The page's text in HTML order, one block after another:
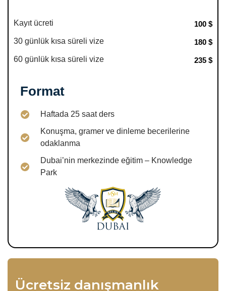
Kayıt ücreti
100 $
30 günlük kısa süreli vize
180 $
60 günlük kısa süreli vize
235 $
Format
Haftada 25 saat ders
Konuşma, gramer ve dinleme becerilerine
odaklanma
Dubai’nin merkezinde eğitim – Knowledge
Park
Ücretsiz danışmanlık